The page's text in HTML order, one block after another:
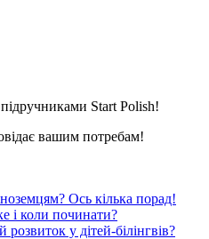
підручниками Start Polish!
вашим потребам!
Ось кілька порад!
і коли починати?
у дітей-білінгвів?